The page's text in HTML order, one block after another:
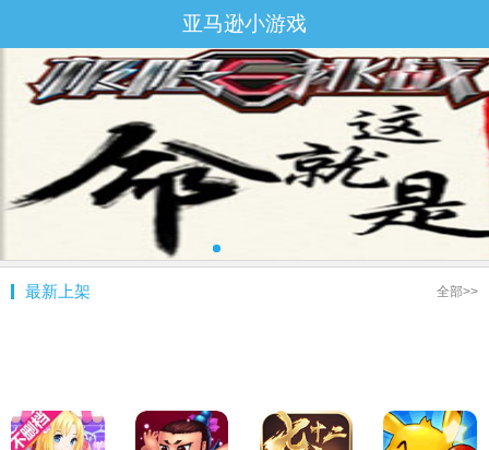
亚马逊小游戏
全部>>
最新上架